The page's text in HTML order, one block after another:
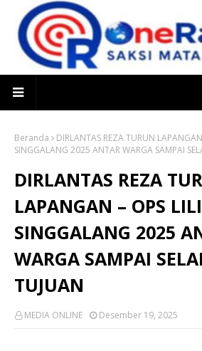
Beranda
DIRLANTAS REZA TURUN
SINGGALANG 2025 ANTAR WARGA SAMPAI
DIRLANTAS REZA
LAPANGAN – OPS
SINGGALANG 2025
WARGA SAMPAI
TUJUAN
MEDIA ONLINE Desember 19, 2025